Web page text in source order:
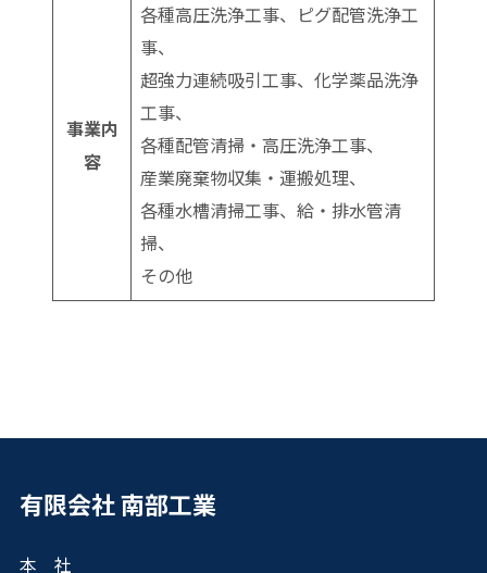
事業内
容
各種高圧洗浄工事、ピグ配管洗浄工
事、
超強力連続吸引工事、化学薬品洗浄
工事、
各種配管清掃・高圧洗浄工事、
産業廃棄物収集・運搬処理、
各種水槽清掃工事、給・排水管清
掃、
その他
有限会社 南部工業
本 社